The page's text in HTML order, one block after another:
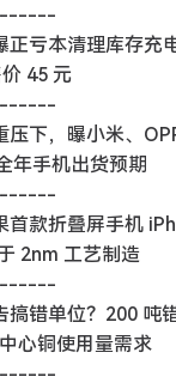
亏本清理库存充电
45 元
压下，曝小米、
年手机出货预期
首款折叠屏手机
2nm 工艺制造
错单位？200 吨
心铜使用量需求